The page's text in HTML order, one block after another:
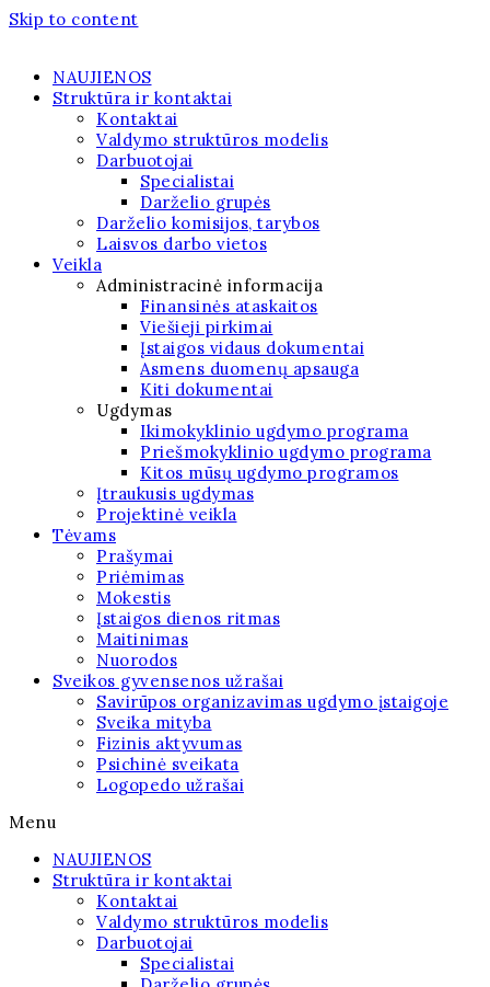
Skip to content
NAUJIENOS
Struktūra ir kontaktai
Kontaktai
Valdymo struktūros modelis
Darbuotojai
Specialistai
Darželio grupės
Darželio komisijos, tarybos
Laisvos darbo vietos
Veikla
Administracinė informacija
Finansinės ataskaitos
Viešieji pirkimai
Įstaigos vidaus dokumentai
Asmens duomenų apsauga
Kiti dokumentai
Ugdymas
Ikimokyklinio ugdymo programa
Priešmokyklinio ugdymo programa
Kitos mūsų ugdymo programos
Įtraukusis ugdymas
Projektinė veikla
Tėvams
Prašymai
Priėmimas
Mokestis
Įstaigos dienos ritmas
Maitinimas
Nuorodos
Sveikos gyvensenos užrašai
Savirūpos organizavimas ugdymo įstaigoje
Sveika mityba
Fizinis aktyvumas
Psichinė sveikata
Logopedo užrašai
Menu
NAUJIENOS
Struktūra ir kontaktai
Kontaktai
Valdymo struktūros modelis
Darbuotojai
Specialistai